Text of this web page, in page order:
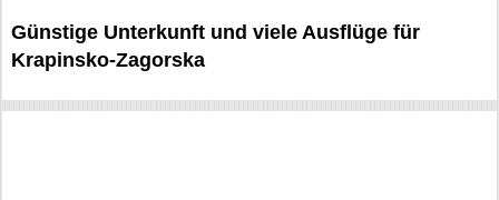
Günstige Unterkunft und viele Ausflüge für
Krapinsko-Zagorska